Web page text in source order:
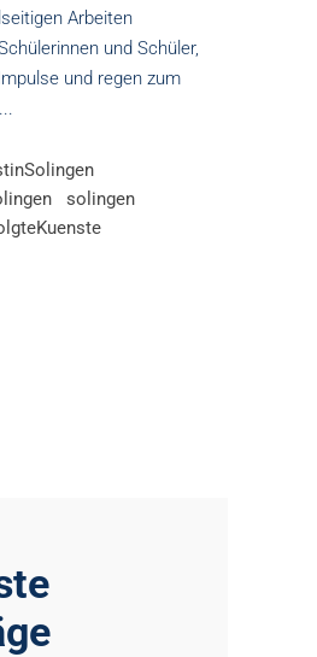
Arbeiten
und Schüler,
und regen zum
solingen